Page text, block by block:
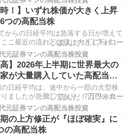
に転じる銘柄が増えています。この動
場が本当に強い時に訪れる循環物色の
すが、直近では中東情勢も再度緊迫
て…
時！】いずれ株価が大きく上昇
つの高配当株
からの日経平均は急落する日が増えて
こ最近の流れとは逆に大きく下げて
のAI・半導体株が中心で、今まで低
高配当株は反発に転じる銘柄も多くな
雰囲気が変わってきている印象です。
かには依然株価の低迷が続いている
…
元証券マンの高配当株投資
高】2026年上半期に世界最大の
が大量購入していた高配当株5
日経平均は、途中から一部の大型株
ましたが急騰しており、7万円の大台
破しました。これだけ歴史に残る相
理由は複数あると思いますが、やはり
外国人投資家による強烈な日本株買
半期の買い越し額は約10兆円と前年
元証券マンの高配当株投資
の上方修正が『ほぼ確実』に
の高配当株